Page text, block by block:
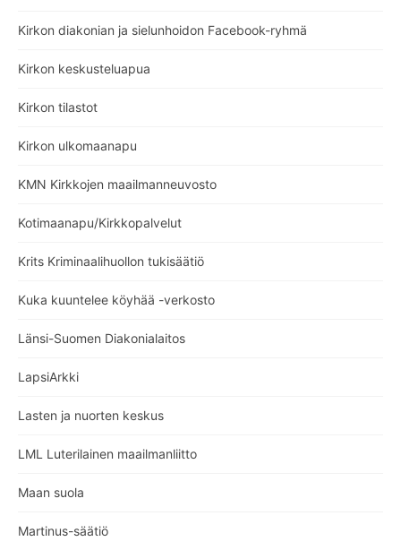
Kirkon diakonian ja sielunhoidon Facebook-ryhmä
Kirkon keskusteluapua
Kirkon tilastot
Kirkon ulkomaanapu
KMN Kirkkojen maailmanneuvosto
Kotimaanapu/Kirkkopalvelut
Krits Kriminaalihuollon tukisäätiö
Kuka kuuntelee köyhää -verkosto
Länsi-Suomen Diakonialaitos
LapsiArkki
Lasten ja nuorten keskus
LML Luterilainen maailmanliitto
Maan suola
Martinus-säätiö